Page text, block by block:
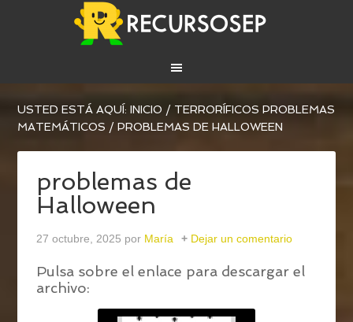
USTED ESTÁ AQUÍ:INICIO / TERRORÍFICOS PROBLEMAS
MATEMÁTICOS / PROBLEMAS DE HALLOWEEN
problemas de
Halloween
27 octubre, 2025 por María Dejar un comentario
Pulsa sobre el enlace para descargar el
archivo: